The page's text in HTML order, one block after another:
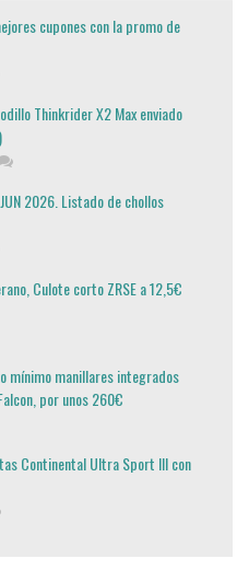
cupones con la promo de
Thinkrider X2 Max enviado
2026. Listado de chollos
Culote corto ZRSE a 12,5€
mínimo manillares integrados
por unos 260€
Continental Ultra Sport III con